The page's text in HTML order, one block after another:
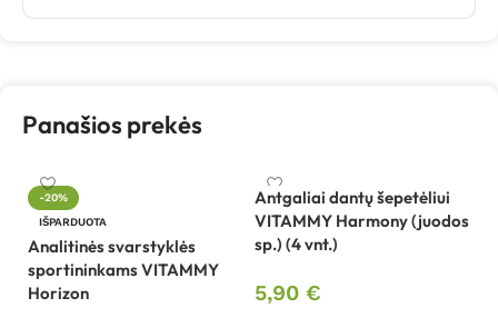
Panašios prekės
-20%
IŠPARDUOTA
Analitinės svarstyklės
sportininkams VITAMMY
Horizon
Antgaliai dantų šepetėliui
VITAMMY Harmony (juodos
sp.) (4 vnt.)
5,90 €